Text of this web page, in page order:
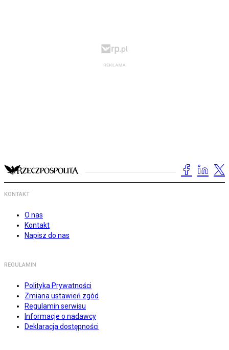
KONTAKT
O nas
Kontakt
Napisz do nas
REGULAMIN
Polityka Prywatności
Zmiana ustawień zgód
Regulamin serwisu
Informacje o nadawcy
Deklaracja dostępności